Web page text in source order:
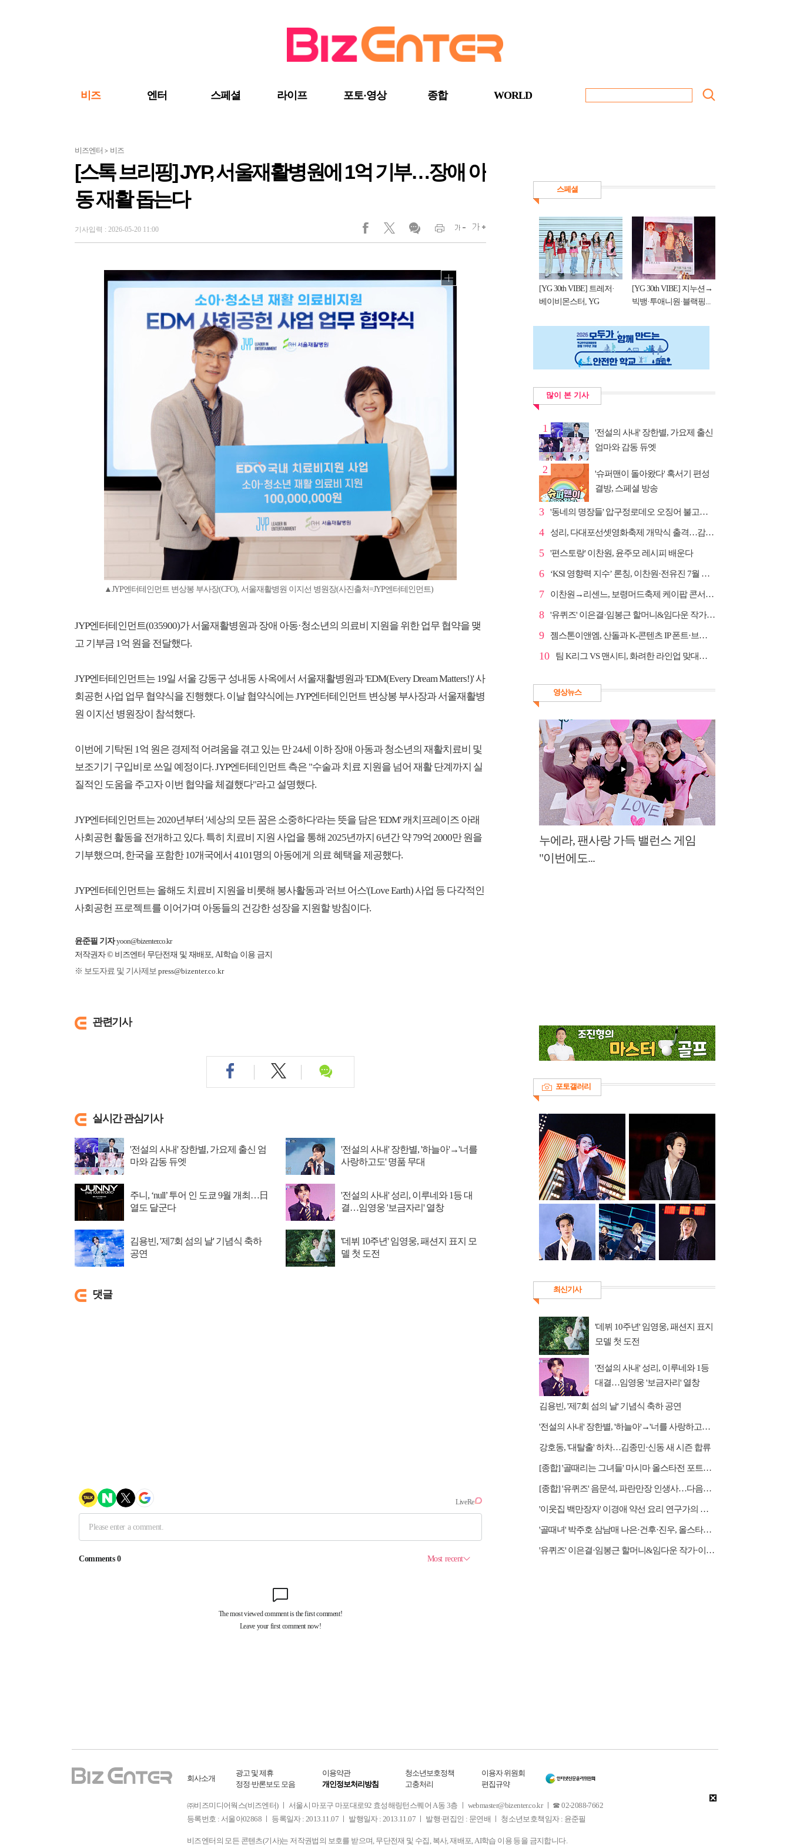
비즈 엔터 스페셜 라이프 포토·영상 종합 WORLD
비즈엔터 > 비즈
[스톡 브리핑] JYP, 서울재활병원에 1억 기부…장애 아
동 재활 돕는다
기사입력 : 2026-05-20 11:00
▲JYP엔터테인먼트 변상봉 부사장(CFO), 서울재활병원 이지선 병원장(사진출처=JYP엔터테인먼트)
JYP엔터테인먼트(035900)가 서울재활병원과 장애 아동·청소년의 의료비 지원을 위한 업무 협약을 맺
고 기부금 1억 원을 전달했다.
JYP엔터테인먼트는 19일 서울 강동구 성내동 사옥에서 서울재활병원과 'EDM(Every Dream Matters!)' 사
회공헌 사업 업무 협약식을 진행했다. 이날 협약식에는 JYP엔터테인먼트 변상봉 부사장과 서울재활병
원 이지선 병원장이 참석했다.
이번에 기탁된 1억 원은 경제적 어려움을 겪고 있는 만 24세 이하 장애 아동과 청소년의 재활치료비 및
보조기기 구입비로 쓰일 예정이다. JYP엔터테인먼트 측은 "수술과 치료 지원을 넘어 재활 단계까지 실
질적인 도움을 주고자 이번 협약을 체결했다"라고 설명했다.
JYP엔터테인먼트는 2020년부터 '세상의 모든 꿈은 소중하다'라는 뜻을 담은 'EDM' 캐치프레이즈 아래
사회공헌 활동을 전개하고 있다. 특히 치료비 지원 사업을 통해 2025년까지 6년간 약 79억 2000만 원을
기부했으며, 한국을 포함한 10개국에서 4101명의 아동에게 의료 혜택을 제공했다.
JYP엔터테인먼트는 올해도 치료비 지원을 비롯해 봉사활동과 '러브 어스'(Love Earth) 사업 등 다각적인
사회공헌 프로젝트를 이어가며 아동들의 건강한 성장을 지원할 방침이다.
윤준필 기자 yoon@bizenter.co.kr
저작권자 © 비즈엔터 무단전재 및 재배포, AI학습 이용 금지
※ 보도자료 및 기사제보 press@bizenter.co.kr
관련기사
실시간 관심기사
'전설의 사내' 장한별, 가요제 출신 엄
마와 감동 듀엣
'전설의 사내' 장한별, '하늘아'→'너를
사랑하고도' 명품 무대
주니, ‘null’ 투어 인 도쿄 9월 개최…日
열도 달군다
'전설의 사내' 성리, 이루네와 1등 대
결…임영웅 '보금자리' 열창
김용빈, '제7회 섬의 날' 기념식 축하
공연
'데뷔 10주년' 임영웅, 패션지 표지 모
델 첫 도전
댓글
스페셜
[YG 30th VIBE] 트레저·
베이비몬스터, YG
[YG 30th VIBE] 지누션→
빅뱅·투애니원·블랙핑...
많이 본 기사
1
'전설의 사내' 장한별, 가요제 출신
엄마와 감동 듀엣
2
'슈퍼맨이 돌아왔다' 혹서기 편성
결방, 스페셜 방송
3 '동네의 명장들' 압구정로데오 오징어 불고기·종로 치...
4 성리, 다대포선셋영화축제 개막식 출격…감성 라이브 예고
5 '편스토랑' 이찬원, 윤주모 레시피 배운다
6 ‘KSI 영향력 지수’ 론칭, 이찬원·전유진 7월 차트 남녀...
7 이찬원→리센느, 보령머드축제 케이팝 콘서트 라인업 안...
8 '유퀴즈' 이은결·임봉근 할머니&임다운 작가·이승철, '...
9 젬스톤이앤엠, 산돌과 K-콘텐츠 IP 폰트·브랜드 사업 M...
10 팀 K리그 VS 맨시티, 화려한 라인업 맞대결…쿠팡플레이...
영상뉴스
누에라, 팬사랑 가득 밸런스 게임
"이번에도...
포토갤러리
최신기사
'데뷔 10주년' 임영웅, 패션지 표지
모델 첫 도전
'전설의 사내' 성리, 이루네와 1등
대결…임영웅 '보금자리' 열창
김용빈, '제7회 섬의 날' 기념식 축하 공연
'전설의 사내' 장한별, '하늘아'→'너를 사랑하고도' 명품 무대
강호동, '대탈출' 하차…김종민·신동 새 시즌 합류
[종합] '골때리는 그녀들' 마시마 올스타전 포트트릭…다음주 원더우먼vs스밍파 예고
[종합] '유퀴즈' 음문석, 파란만장 인생사…다음주 놀란 감독·맷 데이먼 출연 예고
'이웃집 백만장자' 이경애 약선 요리 연구가의 요리 철학
'골때녀' 박주호 삼남매 나은·건후·진우, 올스타전 응원전
'유퀴즈' 이은결·임봉근 할머니&임다운 작가·이승철, '오래 살고 볼 일' 특집 출격
회사소개
광고 및 제휴
정정·반론보도 모음
이용약관
개인정보처리방침
청소년보호정책
고충처리
이용자 위원회
편집규약
㈜비즈미디어웍스(비즈엔터) ㅣ 서울시 마포구 마포대로92 효성해링턴스퀘어 A동 3층 ㅣ webmaster@bizenter.co.kr ㅣ ☎ 02-2088-7662
등록번호 : 서울아02868 ㅣ 등록일자 : 2013.11.07 ㅣ 발행일자 : 2013.11.07 ㅣ 발행·편집인 : 문연배 ㅣ 청소년보호책임자 : 윤준필
비즈엔터의 모든 콘텐츠(기사)는 저작권법의 보호를 받으며, 무단전재 및 수집, 복사, 재배포, AI학습 이용 등을 금지합니다.